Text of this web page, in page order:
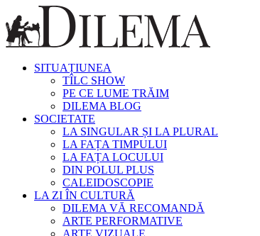
SITUAȚIUNEA
TÎLC SHOW
PE CE LUME TRĂIM
DILEMA BLOG
SOCIETATE
LA SINGULAR ȘI LA PLURAL
LA FAȚA TIMPULUI
LA FAȚA LOCULUI
DIN POLUL PLUS
CALEIDOSCOPIE
LA ZI ÎN CULTURĂ
DILEMA VĂ RECOMANDĂ
ARTE PERFORMATIVE
ARTE VIZUALE